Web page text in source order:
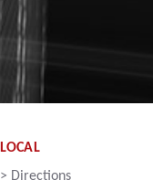
LOCAL
> Directions